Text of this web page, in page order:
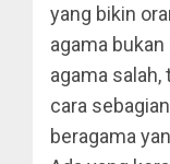
yang bikin
agama bukan
agama salah,
cara
beragama